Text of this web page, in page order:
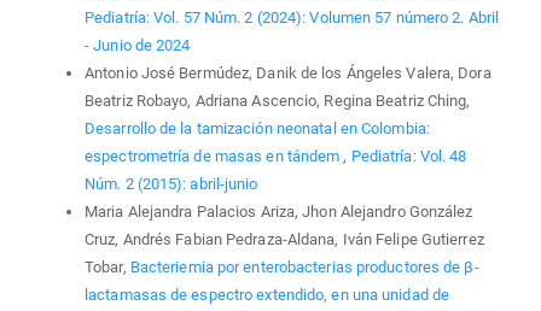
Pediatría: Vol. 57 Núm. 2 (2024): Volumen 57 número 2. Abril
- Junio de 2024
Antonio José Bermúdez, Danik de los Ángeles Valera, Dora
Beatriz Robayo, Adriana Ascencio, Regina Beatriz Ching,
Desarrollo de la tamización neonatal en Colombia:
espectrometría de masas en tándem , Pediatría: Vol. 48
Núm. 2 (2015): abril-junio
Maria Alejandra Palacios Ariza, Jhon Alejandro González
Cruz, Andrés Fabian Pedraza-Aldana, Iván Felipe Gutierrez
Tobar, Bacteriemia por enterobacterias productores de β-
lactamasas de espectro extendido, en una unidad de